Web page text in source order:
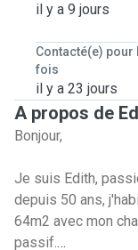
il y a 9 jours
Contacté(e)
fois
il y a 23 jours
A propos de
Bonjour,
Je suis Edith,
depuis 50 ans,
64m2 avec mon
passif.